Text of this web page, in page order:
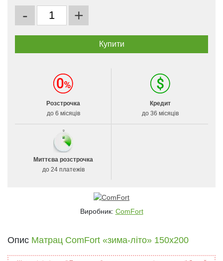
- +
Розстрочка
до 6 місяців
Кредит
до 36 місяців
Миттєва розстрочка
до 24 платежів
Виробник: ComFort
Опис Матрац ComFort «зима-літо» 150x200